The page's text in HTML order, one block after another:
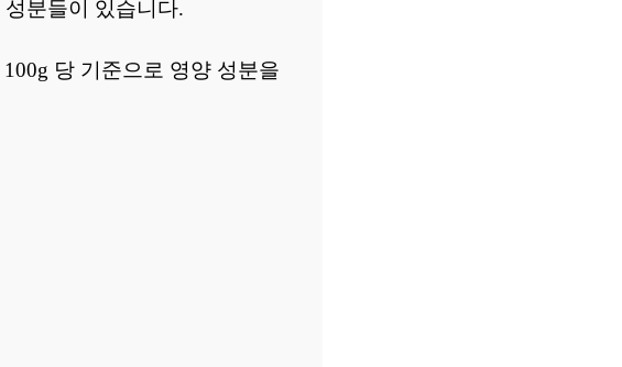
분들이 있습니다.
당 기준으로 영양 성분을